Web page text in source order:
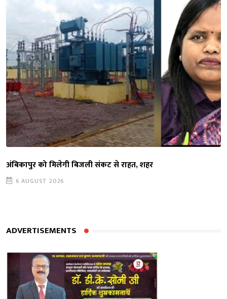
अंबिकापुर को मिलेगी बिजली संकट से राहत, शहर
6 AUGUST 2026
ADVERTISEMENTS